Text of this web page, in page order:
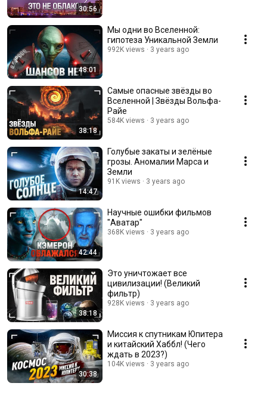
30:56
48:01
Мы одни во Вселенной:
гипотеза Уникальной Земли
992K views 3 years ago
38:18
Самые опасные звёзды во
Вселенной | Звёзды Вольфа-
Райе
584K views 3 years ago
14:47
Голубые закаты и зелёные
грозы. Аномалии Марса и
Земли
91K views 3 years ago
42:44
Научные ошибки фильмов
"Аватар"
368K views 3 years ago
38:18
Это уничтожает все
цивилизации! (Великий
фильтр)
928K views 3 years ago
30:38
Миссия к спутникам Юпитера
и китайский Хаббл! (Чего
ждать в 2023?)
104K views 3 years ago